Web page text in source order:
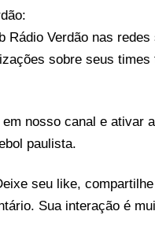
Rádio Verdão nas
sobre seus
nosso canal e ativar
paulista.
seu like,
Sua interação é